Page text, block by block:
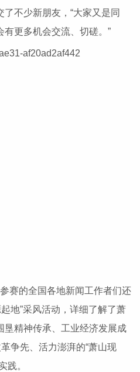
不少新朋友，“大家又是同
更多机会交流、切磋。”
赛的全国各地新闻工作者们还
地”采风活动，详细了解了萧
垦精神传承、工业经济发展成
争先、活力澎湃的“萧山现
践。